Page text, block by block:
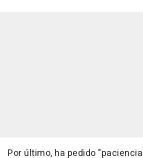
Por último, ha pedido